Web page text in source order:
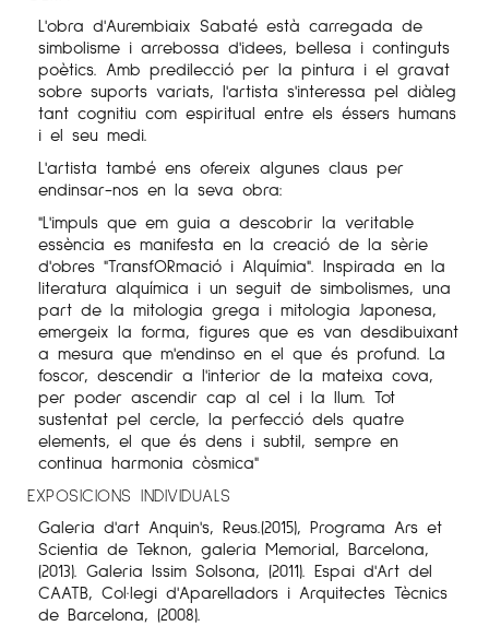
L'obra d'Aurembiaix Sabaté està carregada de
simbolisme i arrebossa d'idees, bellesa i continguts
poètics. Amb predilecció per la pintura i el gravat
sobre suports variats, l'artista s'interessa pel diàleg
tant cognitiu com espiritual entre els éssers humans
i el seu medi.
L'artista també ens ofereix algunes claus per
endinsar-nos en la seva obra:
"L'impuls que em guia a descobrir la veritable
essència es manifesta en la creació de la sèrie
d'obres "TransfORmació i Alquímia". Inspirada en la
literatura alquímica i un seguit de simbolismes, una
part de la mitologia grega i mitologia Japonesa,
emergeix la forma, figures que es van desdibuixant
a mesura que m'endinso en el que és profund. La
foscor, descendir a l'interior de la mateixa cova,
per poder ascendir cap al cel i la llum. Tot
sustentat pel cercle, la perfecció dels quatre
elements, el que és dens i subtil, sempre en
continua harmonia còsmica"
EXPOSICIONS INDIVIDUALS
Galeria d'art Anquin's, Reus.(2015), Programa Ars et
Scientia de Teknon, galeria Memorial, Barcelona,
(2013). Galeria Issim Solsona, (2011). Espai d'Art del
CAATB, Col·legi d'Aparelladors i Arquitectes Tècnics
de Barcelona, (2008).